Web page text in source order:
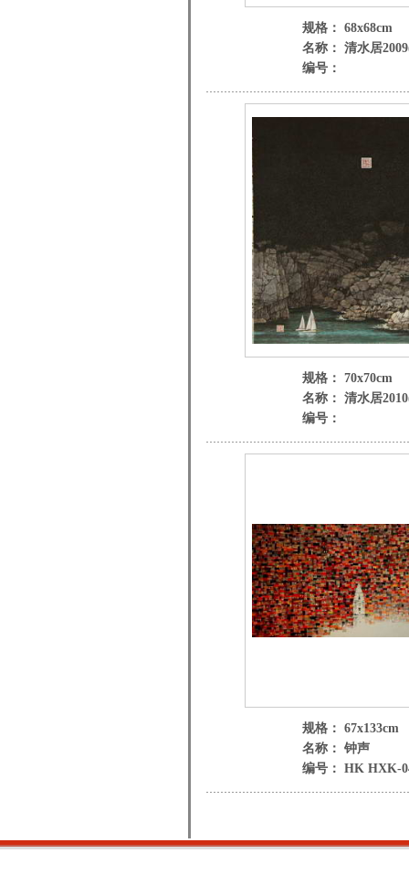
规格： 68x68cm
名称： 清水居
编号：
规格： 70x70cm
名称： 清水居
编号：
规格： 67x133cm
名称： 钟声
编号： HK HXK-